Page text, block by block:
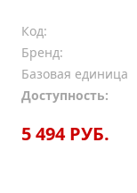
Код:
Бренд:
Базовая единица
Доступность:
5 494 РУБ.